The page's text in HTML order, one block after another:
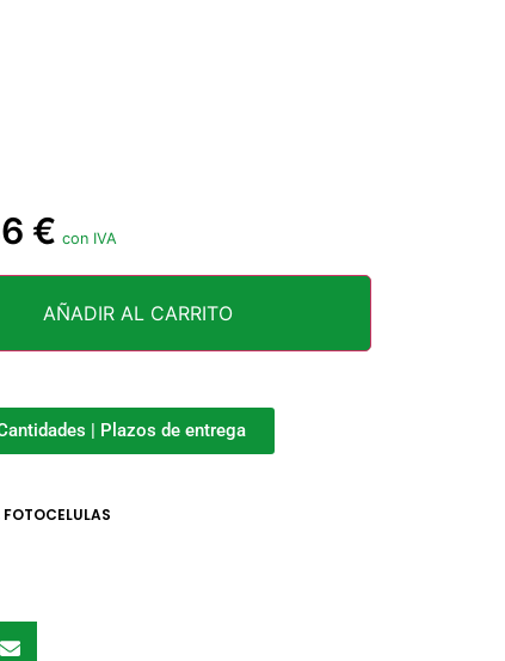
€ con IVA
AÑADIR AL CARRITO
| Plazos de entrega
FOTOCELULAS